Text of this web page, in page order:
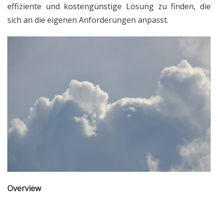
effiziente und kostengünstige Lösung zu finden, die
sich an die eigenen Anforderungen anpasst.
Overview